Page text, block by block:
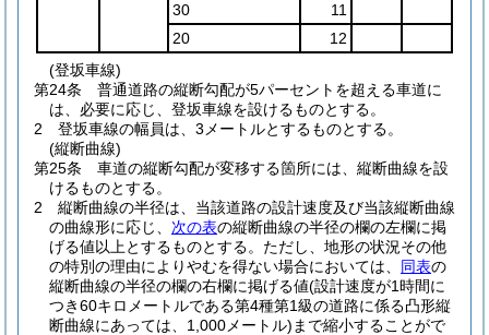
30
11
20
12
(登坂車線)
第24条
普通道路の縦断勾配が5パーセントを超える車道に
は、必要に応じ、登坂車線を設けるものとする。
2
登坂車線の幅員は、3メートルとするものとする。
(縦断曲線)
第25条
車道の縦断勾配が変移する箇所には、縦断曲線を設
けるものとする。
2
縦断曲線の半径は、当該道路の設計速度及び当該縦断曲線
の曲線形に応じ、 次の表の縦断曲線の半径の欄の左欄に掲
げる値以上とするものとする。 ただし、地形の状況その他
の特別の理由によりやむを得ない場合においては、 同表の
縦断曲線の半径の欄の右欄に掲げる値(設計速度が1時間に
つき60キロメートルである第4種第1級の道路に係る凸形縦
断曲線にあっては、1,000メートル) まで縮小することがで